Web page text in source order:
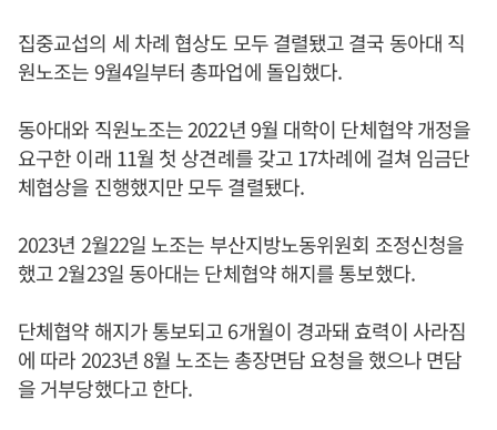
집중교섭의 세 차례 협상도 모두 결렬됐고 결국 동아대 직
원노조는 9월4일부터 총파업에 돌입했다.
동아대와 직원노조는 2022년 9월 대학이 단체협약 개정을
요구한 이래 11월 첫 상견례를 갖고 17차례에 걸쳐 임금단
체협상을 진행했지만 모두 결렬됐다.
2023년 2월22일 노조는 부산지방노동위원회 조정신청을
했고 2월23일 동아대는 단체협약 해지를 통보했다.
단체협약 해지가 통보되고 6개월이 경과돼 효력이 사라짐
에 따라 2023년 8월 노조는 총장면담 요청을 했으나 면담
을 거부당했다고 한다.